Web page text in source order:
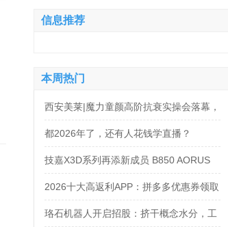
信息推荐
本周热门
西安美莱|魔力童颜高阶抗衰实操会落幕，
解锁自然年轻新姿态
都2026年了，还有人花钱学直播？
技嘉X3D系列再添新成员 B850 AORUS
ELITE X3D主板强化性能体验
2026十大高返利APP：拼多多优惠券领取
攻略
珞石机器人开启招股：挤干概念水分，工